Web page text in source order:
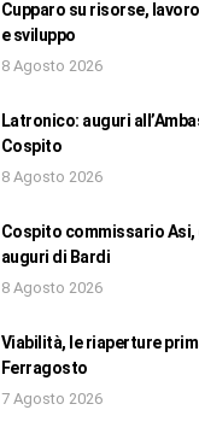
Cupparo su risorse,
e sviluppo
8 Agosto 2026
Latronico: auguri
Cospito
8 Agosto 2026
Cospito commissario Asi,
auguri di Bardi
8 Agosto 2026
Viabilità, le riaperture
Ferragosto
7 Agosto 2026